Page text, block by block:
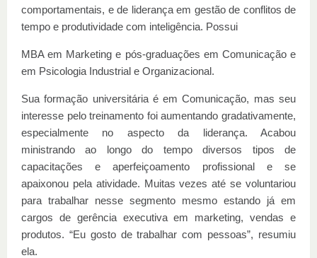
comportamentais, e de liderança em gestão de conflitos de
tempo e produtividade com inteligência. Possui
MBA em Marketing e pós-graduações em Comunicação e
em Psicologia Industrial e Organizacional.
Sua formação universitária é em Comunicação, mas seu
interesse pelo treinamento foi aumentando gradativamente,
especialmente no aspecto da liderança. Acabou
ministrando ao longo do tempo diversos tipos de
capacitações e aperfeiçoamento profissional e se
apaixonou pela atividade. Muitas vezes até se voluntariou
para trabalhar nesse segmento mesmo estando já em
cargos de gerência executiva em marketing, vendas e
produtos. “Eu gosto de trabalhar com pessoas”, resumiu
ela.